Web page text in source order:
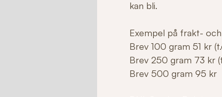
kan bli.
Exempel på frakt-
Brev 100 gram 51 kr
Brev 250 gram 73 kr
Brev 500 gram 95 kr